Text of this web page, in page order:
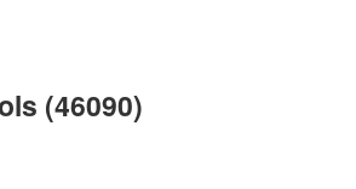
(46090)